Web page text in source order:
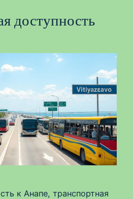
доступность
к Анапе, транспортная